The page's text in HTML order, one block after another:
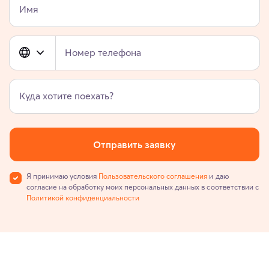
Имя
Номер телефона
Куда хотите поехать?
Отправить заявку
Я принимаю условия Пользовательского соглашения и даю
согласие на обработку моих персональных данных в соответствии с
Политикой конфиденциальности